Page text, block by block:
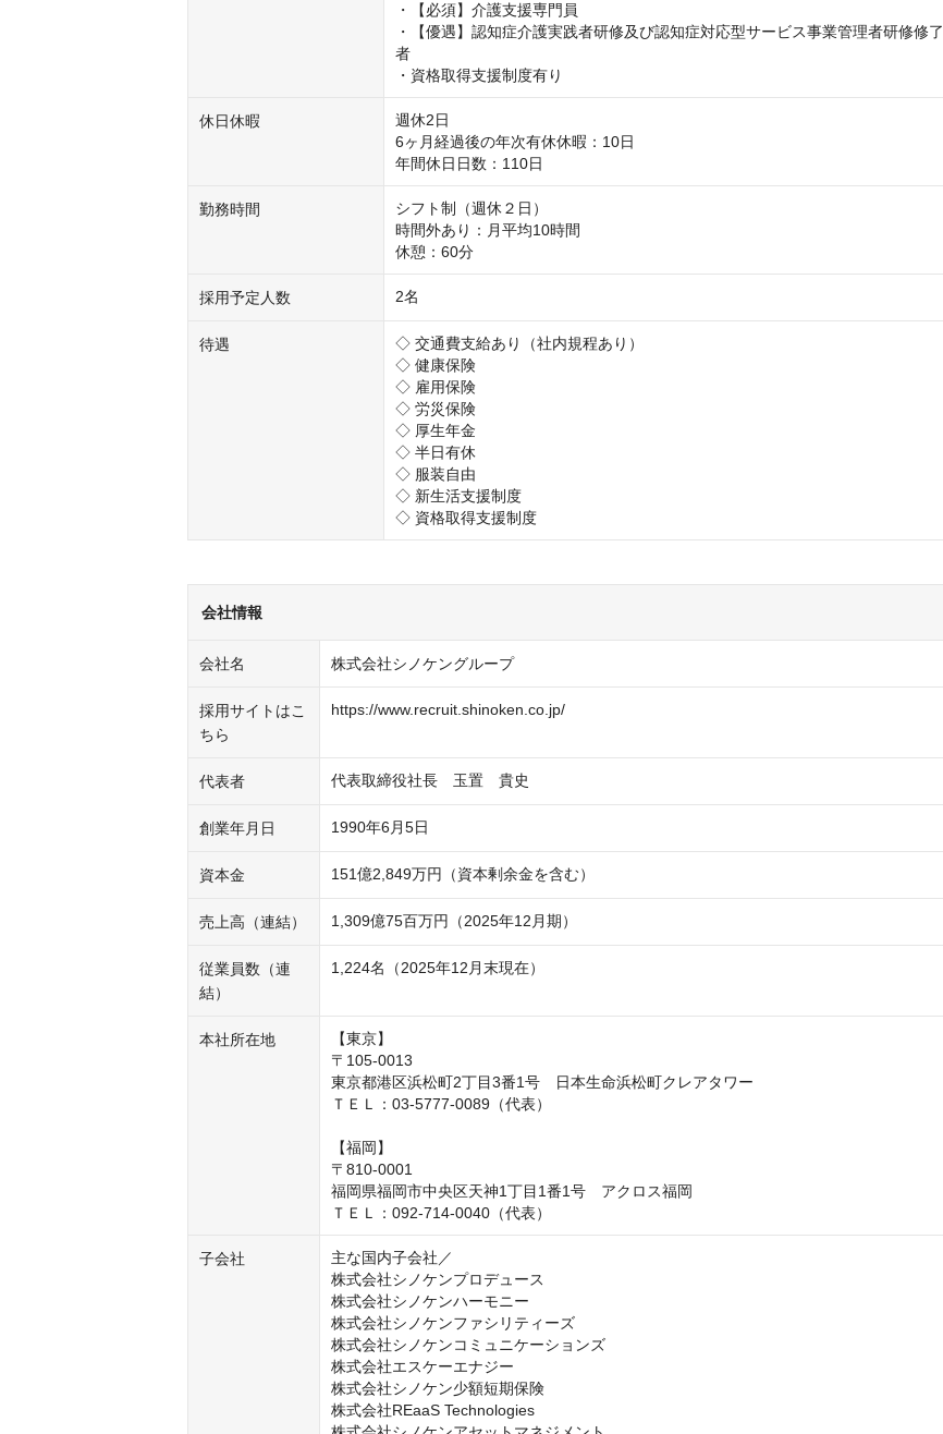
・【必須】介護支援専門員
・【優遇】認知症介護実践者研修及び認知症対応型サービス事業管理者研修修了
者
・資格取得支援制度有り
休日休暇
週休2日
6ヶ月経過後の年次有休休暇：10日
年間休日日数：110日
勤務時間
シフト制（週休２日）
時間外あり：月平均10時間
休憩：60分
採用予定人数 2名
待遇
◇ 交通費支給あり（社内規程あり）
◇ 健康保険
◇ 雇用保険
◇ 労災保険
◇ 厚生年金
◇ 半日有休
◇ 服装自由
◇ 新生活支援制度
◇ 資格取得支援制度
会社情報
会社名 株式会社シノケングループ
採用サイトはこ
ちら
https://www.recruit.shinoken.co.jp/
代表者 代表取締役社長　玉置　貴史
創業年月日 1990年6月5日
資本金 151億2,849万円（資本剰余金を含む）
売上高（連結） 1,309億75百万円（2025年12月期）
従業員数（連
結）
1,224名（2025年12月末現在）
本社所在地
【東京】
〒105-0013
東京都港区浜松町2丁目3番1号　日本生命浜松町クレアタワー
ＴＥＬ：03-5777-0089（代表）
【福岡】
〒810-0001
福岡県福岡市中央区天神1丁目1番1号　アクロス福岡
ＴＥＬ：092-714-0040（代表）
子会社
主な国内子会社／
株式会社シノケンプロデュース
株式会社シノケンハーモニー
株式会社シノケンファシリティーズ
株式会社シノケンコミュニケーションズ
株式会社エスケーエナジー
株式会社シノケン少額短期保険
株式会社REaaS Technologies